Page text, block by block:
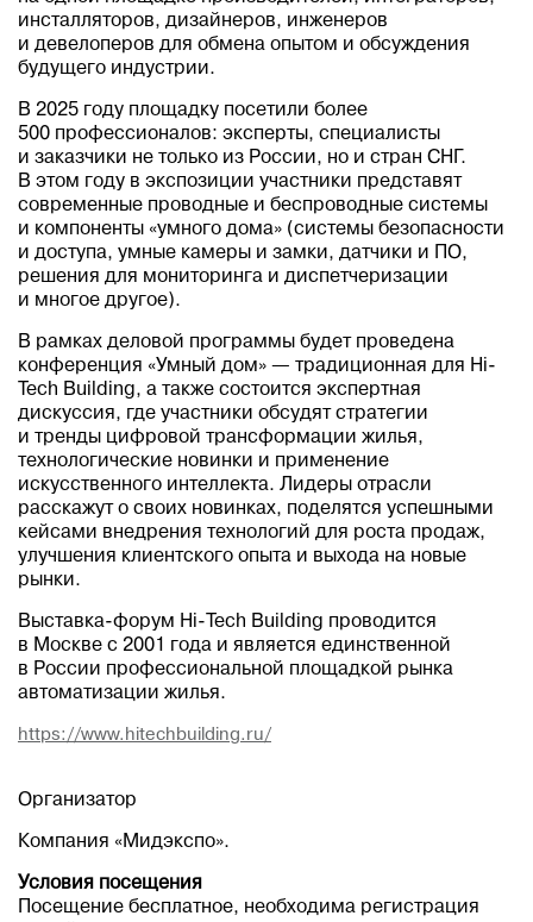
инсталляторов, дизайнеров, инженеров
и девелоперов для обмена опытом и обсуждения
будущего индустрии.
В 2025 году площадку посетили более
500 профессионалов: эксперты, специалисты
и заказчики не только из России, но и стран СНГ.
В этом году в экспозиции участники представят
современные проводные и беспроводные системы
и компоненты «умного дома» (системы безопасности
и доступа, умные камеры и замки, датчики и ПО,
решения для мониторинга и диспетчеризации
и многое другое).
В рамках деловой программы будет проведена
конференция «Умный дом» — традиционная для Hi-
Tech Building, а также состоится экспертная
дискуссия, где участники обсудят стратегии
и тренды цифровой трансформации жилья,
технологические новинки и применение
искусственного интеллекта. Лидеры отрасли
расскажут о своих новинках, поделятся успешными
кейсами внедрения технологий для роста продаж,
улучшения клиентского опыта и выхода на новые
рынки.
Выставка-форум Hi-Tech Building проводится
в Москве с 2001 года и является единственной
в России профессиональной площадкой рынка
автоматизации жилья.
https://www.hitechbuilding.ru/
Организатор
Компания «Мидэкспо».
Условия посещения
Посещение бесплатное, необходима регистрация